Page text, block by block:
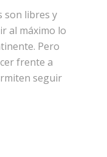
son libres y
al máximo lo
Pero
frente a
seguir